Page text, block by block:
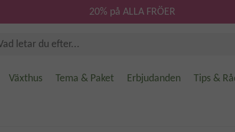
20% på ALLA FRÖER
Växthus Tema & Paket Erbjudanden Tips &